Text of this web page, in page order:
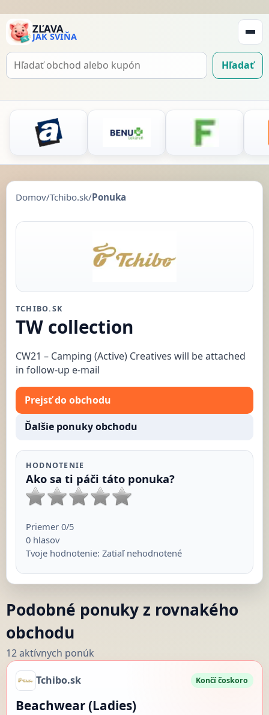
ZĽAVA
JAK SVIŇA
Hľadať
Hľadať
Domov/Tchibo.sk/Ponuka
TCHIBO.SK
TW collection
CW21 – Camping (Active) Creatives will be attached
in follow-up e-mail
Prejsť do obchodu
Ďalšie ponuky obchodu
HODNOTENIE
Ako sa ti páči táto ponuka?
Priemer 0/5
0hlasov
Tvoje hodnotenie: Zatiaľ nehodnotené
Podobné ponuky z rovnakého
obchodu
12 aktívnych ponúk
Tchibo.sk Končí čoskoro
Beachwear (Ladies)